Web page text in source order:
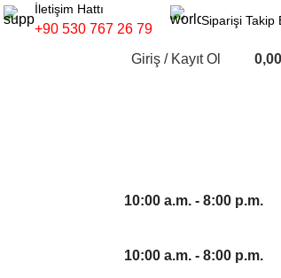
İletişim Hattı
+90 530 767 26 79
Siparişi Takip
Giriş / Kayıt Ol 0,00
10:00 a.m. - 8:00 p.m.
10:00 a.m. - 8:00 p.m.